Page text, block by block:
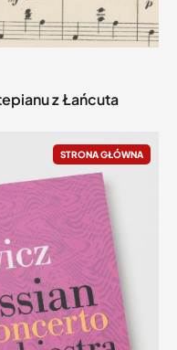
z Łańcuta
STRONA GŁÓWNA